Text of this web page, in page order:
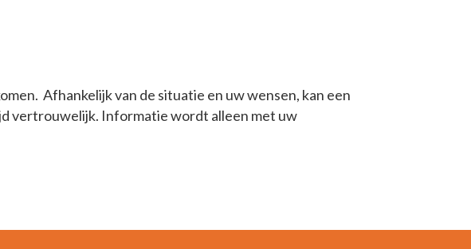
Afhankelijk van de situatie en uw wensen, kan een
vertrouwelijk. Informatie wordt alleen met uw